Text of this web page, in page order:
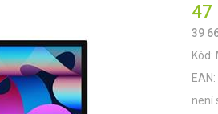
47
39
Kód:
EAN:
není